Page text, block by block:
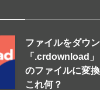
ファイルをダウ
「.crdownload
のファイルに変
これ何？